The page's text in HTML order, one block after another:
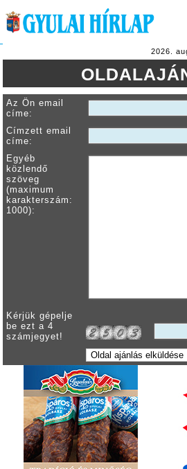
2026.
Az Ön email
címe:
Címzett email
címe:
Egyéb
közlendő
szöveg
(maximum
karakterszám:
1000):
Kérjük gépelje
be ezt a 4
számjegyet!